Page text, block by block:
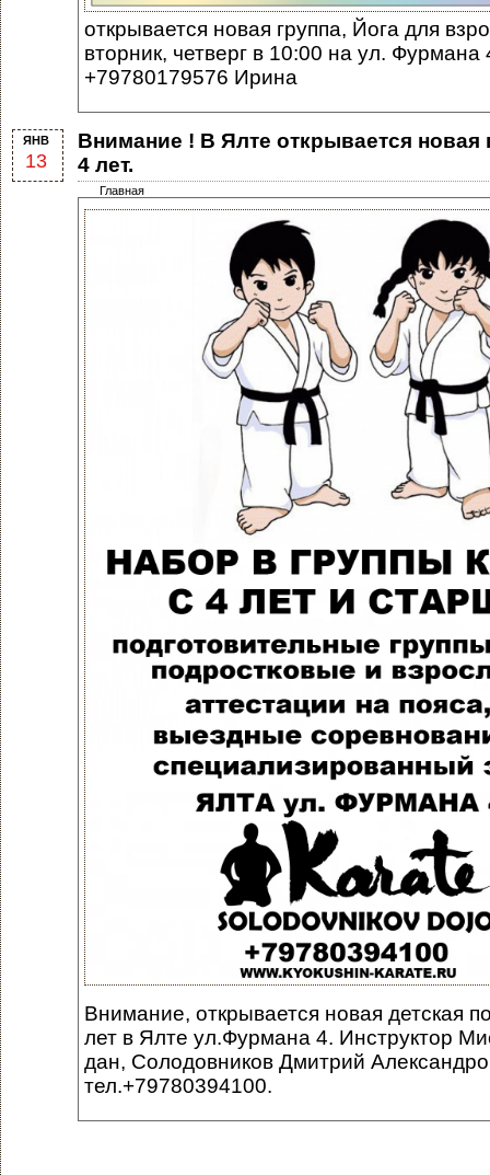
открывается новая группа, Йога для
вторник, четверг в 10:00 на ул.
+79780179576 Ирина
ЯНВ
13
Внимание ! В Ялте открывается новая
4 лет.
Главная
Внимание, открывается новая детская
лет в Ялте ул.Фурмана 4. Инструктор
дан, Солодовников Дмитрий
тел.+79780394100.